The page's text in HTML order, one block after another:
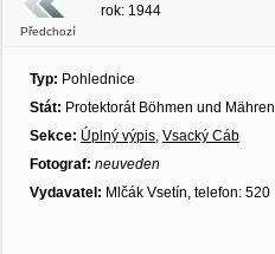
Předchozí
rok: 1944
Typ: Pohlednice
Stát: Protektorát Böhmen und Mähren
Sekce: Úplný výpis, Vsacký Cáb
Fotograf: neuveden
Vydavatel: Mlčák Vsetín, telefon: 520